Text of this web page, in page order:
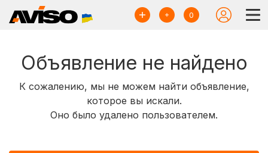
0
Объявление не найдено
К сожалению, мы не можем найти объявление,
которое вы искали.
Оно было удалено пользователем.